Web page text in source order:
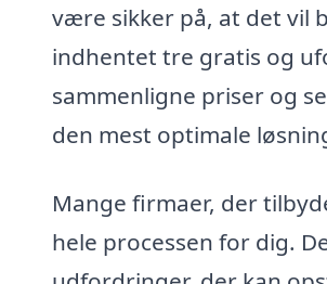
være sikker på, at det vil
indhentet tre gratis og
sammenligne priser og
den mest optimale
Mange firmaer, der
hele processen for dig.